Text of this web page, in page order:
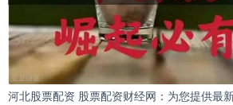
河北股票配资 股票配资财经网：为您提供最